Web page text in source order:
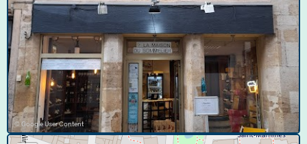
© Google User Content